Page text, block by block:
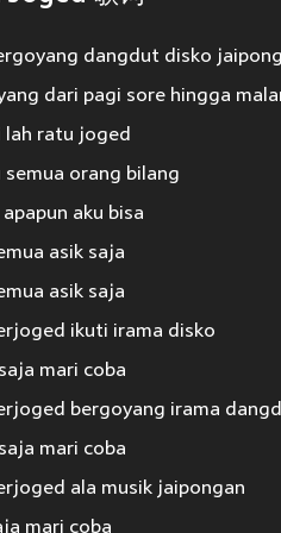
dangdut disko
dari pagi sore hingga
lah ratu joged
semua orang bilang
aku bisa
asik saja
asik saja
ikuti irama disko
mari coba
bergoyang irama
mari coba
ala musik jaipongan
mari coba